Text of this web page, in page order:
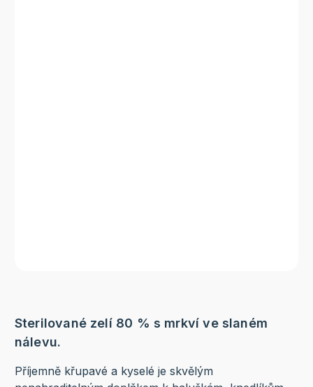
Sterilované zelí 80 % s mrkví ve slaném
nálevu.
Příjemně křupavé a kyselé je skvělým